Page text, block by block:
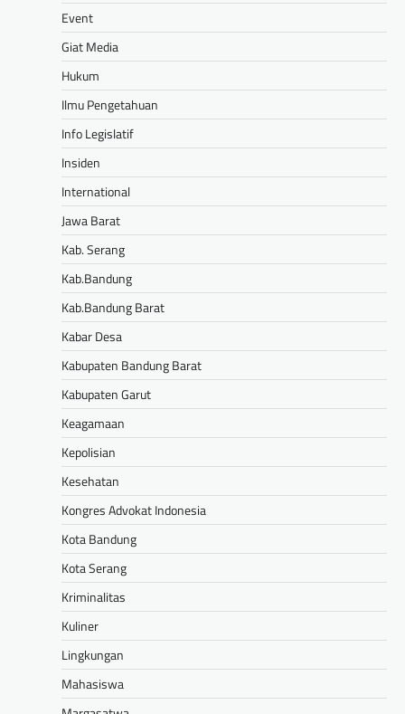
Event
Giat Media
Hukum
Ilmu Pengetahuan
Info Legislatif
Insiden
International
Jawa Barat
Kab. Serang
Kab.Bandung
Kab.Bandung Barat
Kabar Desa
Kabupaten Bandung Barat
Kabupaten Garut
Keagamaan
Kepolisian
Kesehatan
Kongres Advokat Indonesia
Kota Bandung
Kota Serang
Kriminalitas
Kuliner
Lingkungan
Mahasiswa